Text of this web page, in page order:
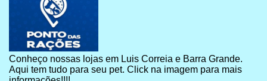
Conheço nossas lojas em Luis Correia e Barra Grande.
Aqui tem tudo para seu pet. Click na imagem para mais